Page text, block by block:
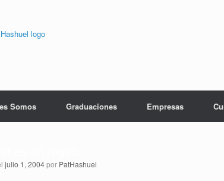
Somos Graduaciones Empresas
julio 1, 2004por PatHashuel